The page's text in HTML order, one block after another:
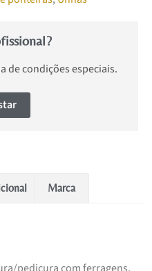
de condições especiais.
Marca